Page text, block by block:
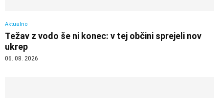
Aktualno
Težav z vodo še ni konec: v tej občini sprejeli nov
ukrep
06. 08. 2026